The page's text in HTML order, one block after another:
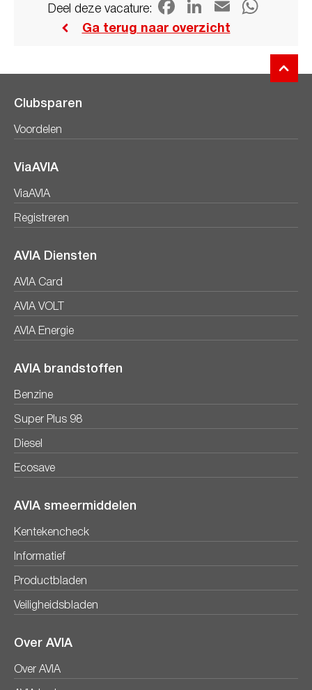
Deel deze vacature: FacebookLinkedInEmail
Ga terug naar overzicht
Clubsparen
Voordelen
ViaAVIA
ViaAVIA
Registreren
AVIA Diensten
AVIA Card
AVIA VOLT
AVIA Energie
AVIA brandstoffen
Benzine
Super Plus 98
Diesel
Ecosave
AVIA smeermiddelen
Kentekencheck
Informatief
Productbladen
Veiligheidsbladen
Over AVIA
Over AVIA